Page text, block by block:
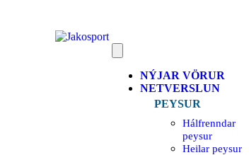
NÝJAR VÖRUR
NETVERSLUN
PEYSUR
Hálfrenndar
peysur
Heilar peysur